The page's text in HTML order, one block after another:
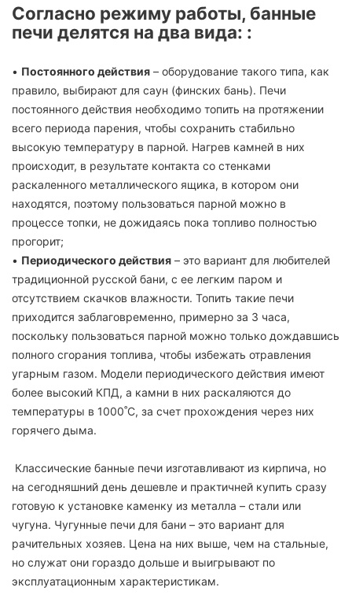
Согласно режиму работы, банные
печи делятся на два вида: :
• Постоянного действия – оборудование такого типа, как
правило, выбирают для саун (финских бань). Печи
постоянного действия необходимо топить на протяжении
всего периода парения, чтобы сохранить стабильно
высокую температуру в парной. Нагрев камней в них
происходит, в результате контакта со стенками
раскаленного металлического ящика, в котором они
находятся, поэтому пользоваться парной можно в
процессе топки, не дожидаясь пока топливо полностью
прогорит;
• Периодического действия – это вариант для любителей
традиционной русской бани, с ее легким паром и
отсутствием скачков влажности. Топить такие печи
приходится заблаговременно, примерно за 3 часа,
поскольку пользоваться парной можно только дождавшись
полного сгорания топлива, чтобы избежать отравления
угарным газом. Модели периодического действия имеют
более высокий КПД, а камни в них раскаляются до
температуры в 1000˚С, за счет прохождения через них
горячего дыма.
Классические банные печи изготавливают из кирпича, но
на сегодняшний день дешевле и практичней купить сразу
готовую к установке каменку из металла – стали или
чугуна. Чугунные печи для бани – это вариант для
рачительных хозяев. Цена на них выше, чем на стальные,
но служат они гораздо дольше и выигрывают по
эксплуатационным характеристикам.